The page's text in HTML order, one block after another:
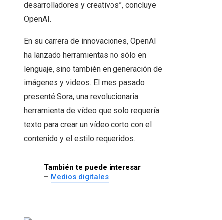
desarrolladores y creativos”, concluye
OpenAI.
En su carrera de innovaciones, OpenAI
ha lanzado herramientas no sólo en
lenguaje, sino también en generación de
imágenes y videos. El mes pasado
presenté Sora, una revolucionaria
herramienta de vídeo que solo requería
texto para crear un vídeo corto con el
contenido y el estilo requeridos.
También te puede interesar
– Medios digitales